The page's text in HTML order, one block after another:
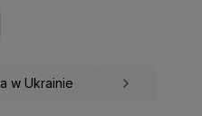
w Ukrainie